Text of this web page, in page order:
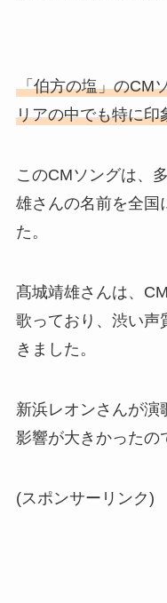
「伯方の塩」のCM
リアの中でも特に印
このCMソングは、
雄さんの名前を全国
た。
髙城靖雄さんは、
歌っており、渋い声
きました。
新浜レオンさんが演
影響が大きかったの
(スポンサーリンク)